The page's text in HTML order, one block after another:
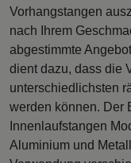
Vorhangstangen
nach Ihrem
abgestimmte
dient dazu, dass die
unterschiedlichsten
werden können. Der
Innenlaufstangen
Aluminium und